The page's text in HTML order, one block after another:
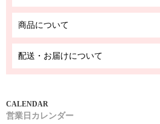
商品について
配送・お届けについて
営業日カレンダー